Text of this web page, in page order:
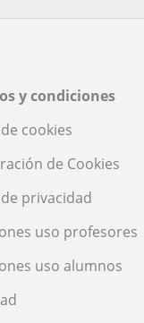
y condiciones
cookies
de Cookies
privacidad
uso profesores
uso alumnos